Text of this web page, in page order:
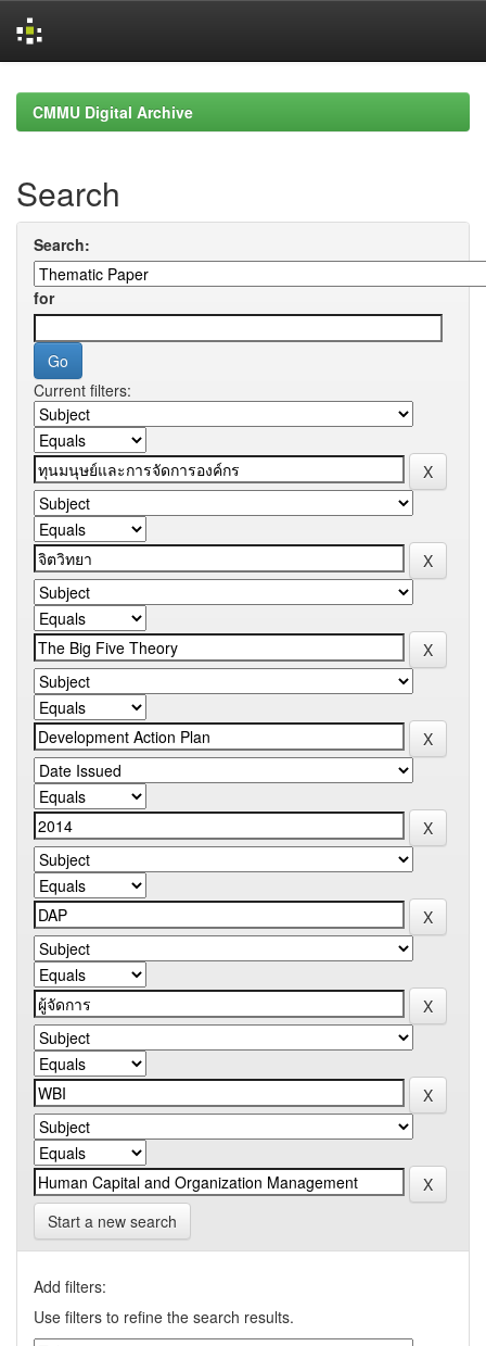
navigationCMMU Digital Archive
Search
Search:
for
Current filters:
Start a new search
Add filters:
Use filters to refine the search results.